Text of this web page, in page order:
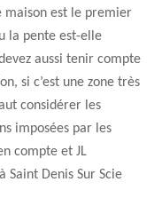
maison est le premier
la pente est-elle
aussi tenir compte
si c’est une zone très
considérer les
imposées par les
compte et JL
Saint Denis Sur Scie